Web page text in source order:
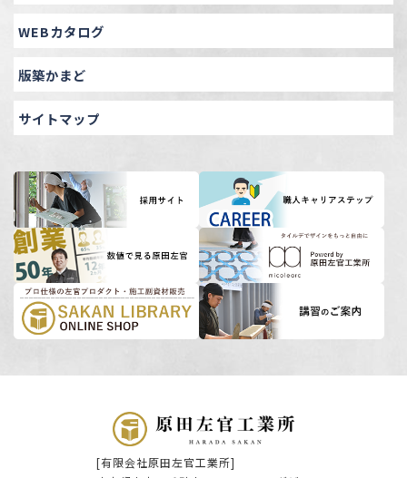
WEBカタログ
版築かまど
サイトマップ
[有限会社原田左官工業所]